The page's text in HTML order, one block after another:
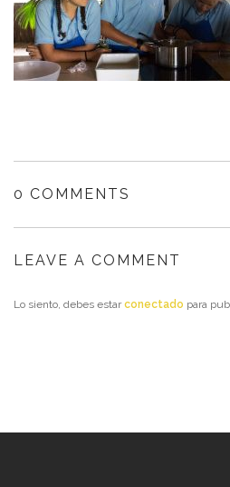
0 COMMENTS
LEAVE A COMMENT
Lo siento, debes estarconectado para